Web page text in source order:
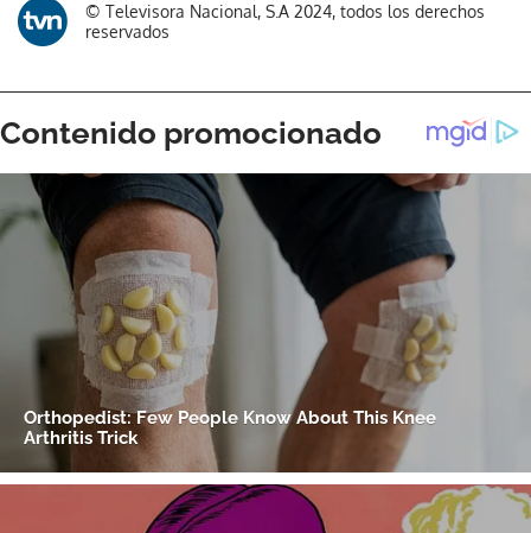
© Televisora Nacional, S.A 2024, todos los derechos
reservados